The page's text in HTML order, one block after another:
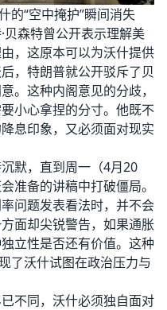
“空中掩护”瞬间消失
森特曾公开表示理解美
，这原本可以为沃什提供
，特朗普就公开驳斥了贝
。这种内阁意见的分歧，
小心拿捏的分寸。他既不
息印象，又必须面对现实
默，直到周一（4月20
准备的讲稿中打破僵局。
问题发表看法时，并不会
面却尖锐警告，如果通胀
立性是否还有价值。这种
了沃什试图在政治压力与
不同，沃什必须独自面对